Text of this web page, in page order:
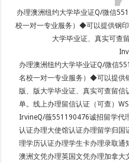
办理澳洲纽约大学毕业证Q/微信
校一对一专业服务）◆可以提供钢
大学毕业证、真实可查
办理澳洲纽约大学毕业证Q/微信
名校一对一专业服务）◆可以提供
版、版大学毕业证、真实可查留
单。线上办理留信认证（可查）
IrvineQ/薇551190476诚招留学代
认证办理大使馆认证办理留学归
理学历认证办理学生卡办理录取通
澳洲文凭办理英国文凭办理加拿大